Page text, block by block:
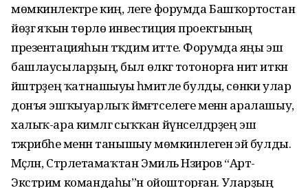
мөмкинлектәре киң, әлеге форумда Башҡортостан
йөҙгә яҡын төрлө инвестиция проектының
презен­тацияһын тәҡдим итте. Форумда яңы эш
башлаусыларҙың, был өлкәгә тотонорға ниәт иткән
йәштәрҙең ҡатнашыуы әһәмиәтле булды, сөнки улар
донъя эшҡыуарлыҡ йәмәғәтселеге менән аралашыу,
халыҡ-ара кимәлгә сыҡҡан йүнселдәрҙең эш
тәжрибәһе менән танышыу мөмкинлегенә эйә булды.
Мәҫәлән, Стәрлетамаҡтан Эмиль Нәзиров “Арт-
Экстрим командаһы”н ойошторған. Уларҙың